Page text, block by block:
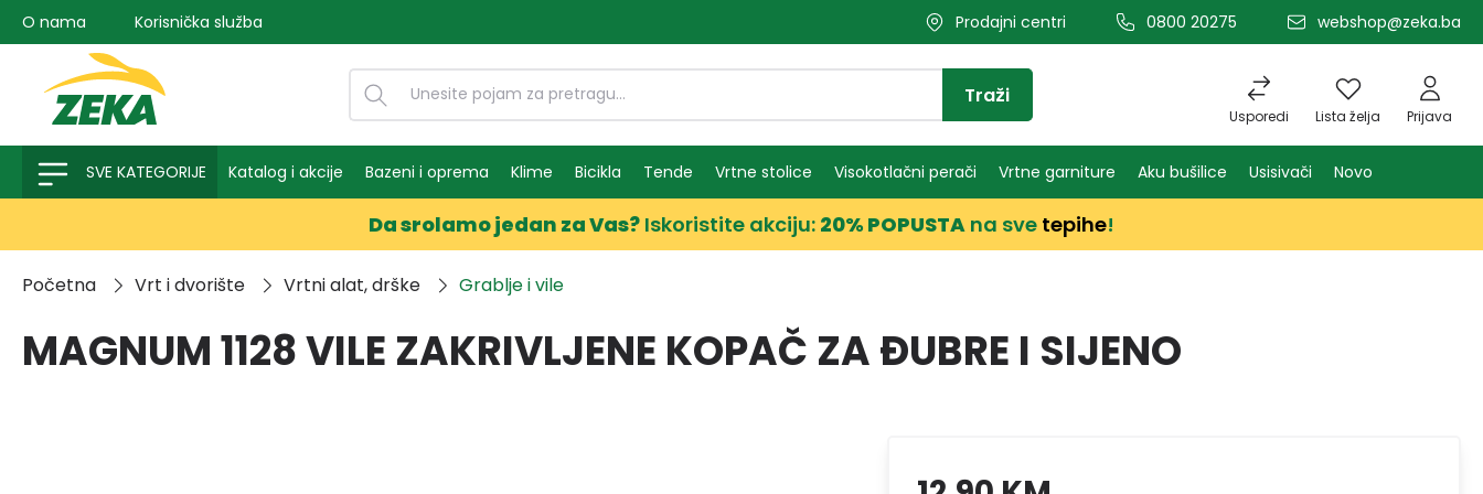
pretragu Preskoči na glavnu navigaciju
O nama Korisnička služba Prodajni centri 0800 20275 webshop@zeka.ba
Usporedi Lista želja Prijava
Traži
SVE KATEGORIJE Katalog i akcije Bazeni i oprema Klime Bicikla Tende Vrtne stolice Visokotlačni perači Vrtne garniture Aku bušilice Usisivači Novo
Da srolamo jedan za Vas? Iskoristite akciju: 20% POPUSTA na sve tepihe!
Početna Vrt i dvorište Vrtni alat, drške Grablje i vile
MAGNUM 1128 VILE ZAKRIVLJENE KOPAČ ZA ĐUBRE I SIJENO